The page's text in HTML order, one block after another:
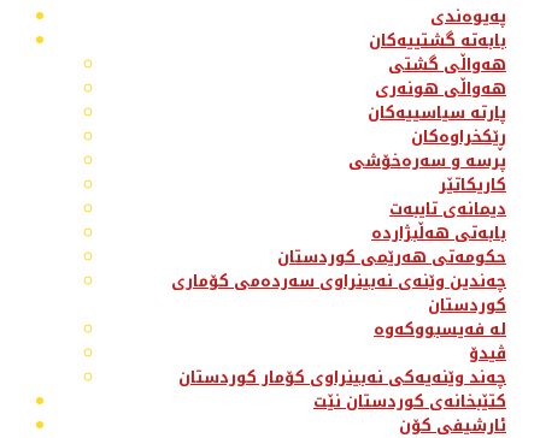
پەیوەندی
بابەتە گشتییەکان
هەواڵی گشتی
هەواڵی هونەری
پارتە سیاسییەکان
ڕێکخراوەکان
پرسە و سەرەخۆشی
کاریکاتێر
دیمانەی تایبەت
بابەتی هەڵبژاردە
حکومەتی هەرێمی کوردستان
چەندین وێنەی نەبینراوی سەردەمی کۆماری
کوردستان
لە فەیسبووکەوە
ڤیدۆ
چەند وێنەیەکی نەبینراوی کۆمار کوردستان
کتێبخانەی کوردستان نێت
ئارشیفی کۆن